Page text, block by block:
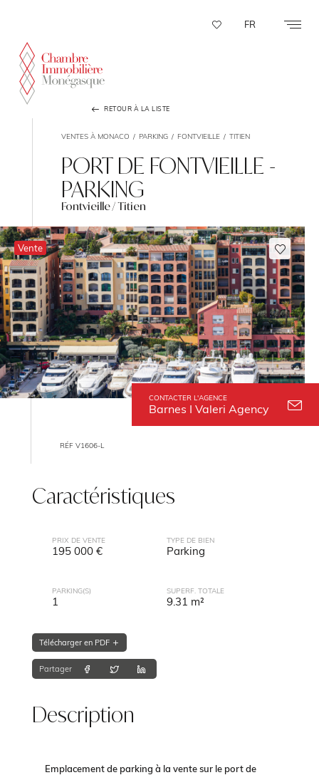
FR
RETOUR À LA LISTE
VENTES À MONACO PARKING FONTVIEILLE TITIEN
PORT DE FONTVIEILLE -
PARKING
Fontvieille / Titien
CONTACTER L'AGENCE
Barnes I Valeri Agency
Vente
RÉF V1606-L
Caractéristiques
PRIX DE VENTE
195 000 €
TYPE DE BIEN
Parking
PARKING(S)
1
SUPERF. TOTALE
9.31 m²
Télécharger en PDF
Partager
Description
Emplacement de parking à la vente sur le port de